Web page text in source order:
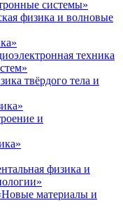
системы»
физика и волновые
техника
твёрдого тела и
и
физика и
материалы и